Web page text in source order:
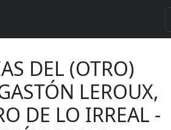
DEL (OTRO)
LEROUX,
DE LO IRREAL -